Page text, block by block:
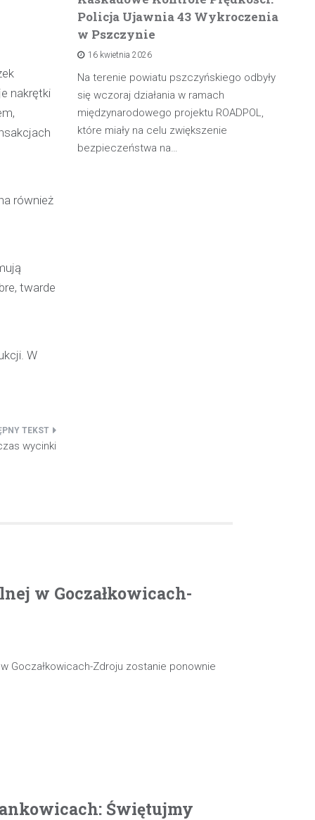
nakrętki
również
twarde
W
wycinki
z
poza
Policja Ujawnia 43 Wykroczenia
w Pszczynie
16 kwietnia 2026
Na terenie powiatu pszczyńskiego odbyły
się wczoraj działania w ramach
międzynarodowego projektu ROADPOL,
które miały na celu zwiększenie
bezpieczeństwa na…
w Goczałkowicach-
Goczałkowicach-Zdroju zostanie ponownie
Świętujmy